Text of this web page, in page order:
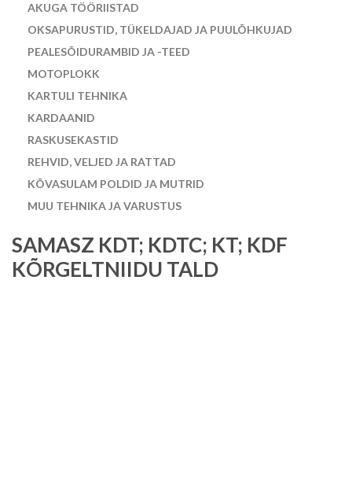
AKUGA TÖÖRIISTAD
OKSAPURUSTID, TÜKELDAJAD JA PUULÕHKUJAD
PEALESÕIDURAMBID JA -TEED
MOTOPLOKK
KARTULI TEHNIKA
KARDAANID
RASKUSEKASTID
REHVID, VELJED JA RATTAD
KÕVASULAM POLDID JA MUTRID
MUU TEHNIKA JA VARUSTUS
SAMASZ KDT; KDTC; KT; KDF
KÕRGELTNIIDU TALD